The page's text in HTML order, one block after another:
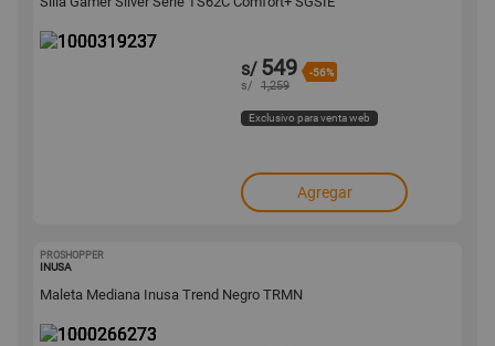
s/ 549 -56%
s/ 1,259
Exclusivo para venta web
Agregar
PROSHOPPER
INUSA
Maleta Mediana Inusa Trend Negro TRMN